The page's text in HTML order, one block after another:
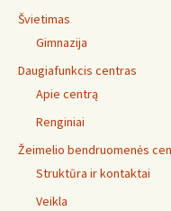
Švietimas
Gimnazija
Daugiafunkcis centras
Apie centrą
Renginiai
Žeimelio bendruomenės
Struktūra ir kontaktai
Veikla